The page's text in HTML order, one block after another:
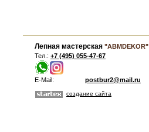
Лепная мастерская "ABMDEKOR"
Тел.: +7 (495) 055-47-67
E-Mail: postbur2@mail.ru
создание сайта